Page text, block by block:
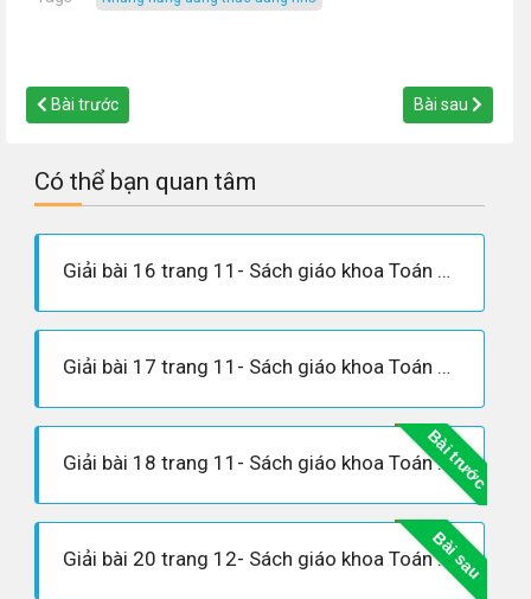
Bài trước Bài sau
Có thể bạn quan tâm
Giải bài 16 trang 11- Sách giáo khoa Toán 8 tập 1
Giải bài 17 trang 11- Sách giáo khoa Toán 8 tập 1
Bài trước
Giải bài 18 trang 11- Sách giáo khoa Toán 8 tập 1
Bài sau
Giải bài 20 trang 12- Sách giáo khoa Toán 8 tập 1